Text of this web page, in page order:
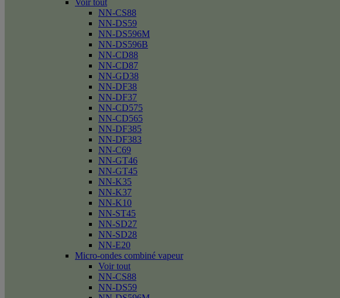
Voir tout
NN-CS88
NN-DS59
NN-DS596M
NN-DS596B
NN-CD88
NN-CD87
NN-GD38
NN-DF38
NN-DF37
NN-CD575
NN-CD565
NN-DF385
NN-DF383
NN-C69
NN-GT46
NN-GT45
NN-K35
NN-K37
NN-K10
NN-ST45
NN-SD27
NN-SD28
NN-E20
Micro-ondes combiné vapeur
Voir tout
NN-CS88
NN-DS59